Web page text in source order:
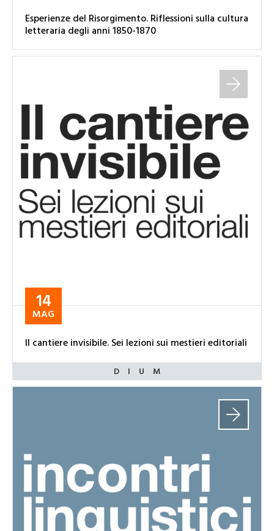
Esperienze del Risorgimento. Riflessioni sulla cultura
letteraria degli anni 1850-1870
14
MAG
Il cantiere invisibile. Sei lezioni sui mestieri editoriali